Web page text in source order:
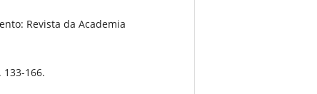
Revista da Academia
166.